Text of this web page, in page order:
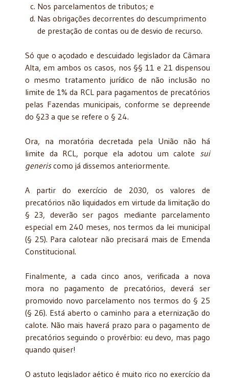
Nos parcelamentos de tributos; e
Nas obrigações decorrentes do descumprimento
de prestação de contas ou de desvio de recurso.
Só que o açodado e descuidado legislador da Câmara
Alta, em ambos os casos, nos §§ 11 e 21 dispensou
o mesmo tratamento jurídico de não inclusão no
limite de 1% da RCL para pagamentos de precatórios
pelas Fazendas municipais, conforme se depreende
do §23 a que se refere o § 24.
Ora, na moratória decretada pela União não há
limite da RCL, porque ela adotou um calote sui
generiscomo já dissemos anteriormente.
A partir do exercício de 2030, os valores de
precatórios não liquidados em virtude da limitação do
§ 23, deverão ser pagos mediante parcelamento
especial em 240 meses, nos termos da lei municipal
(§ 25). Para calotear não precisará mais de Emenda
Constitucional.
Finalmente, a cada cinco anos, verificada a nova
mora no pagamento de precatórios, deverá ser
promovido novo parcelamento nos termos do § 25
(§ 26). Está aberto o caminho para a eternização do
calote. Não mais haverá prazo para o pagamento de
precatórios seguindo o provérbio: eu devo, mas pago
quando quiser!
O astuto legislador aético é muito rico no exercício da